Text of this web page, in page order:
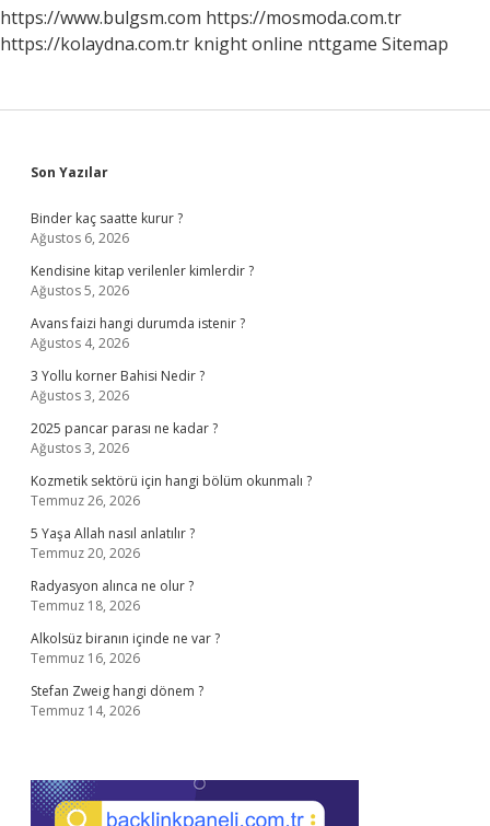
https://www.bulgsm.com https://mosmoda.com.tr
https://kolaydna.com.tr knight online nttgame Sitemap
Sidebar
Son Yazılar
Binder kaç saatte kurur ?
Ağustos 6, 2026
Kendisine kitap verilenler kimlerdir ?
Ağustos 5, 2026
Avans faizi hangi durumda istenir ?
Ağustos 4, 2026
3 Yollu korner Bahisi Nedir ?
Ağustos 3, 2026
2025 pancar parası ne kadar ?
Ağustos 3, 2026
Kozmetik sektörü için hangi bölüm okunmalı ?
Temmuz 26, 2026
5 Yaşa Allah nasıl anlatılır ?
Temmuz 20, 2026
Radyasyon alınca ne olur ?
Temmuz 18, 2026
Alkolsüz biranın içinde ne var ?
Temmuz 16, 2026
Stefan Zweig hangi dönem ?
Temmuz 14, 2026